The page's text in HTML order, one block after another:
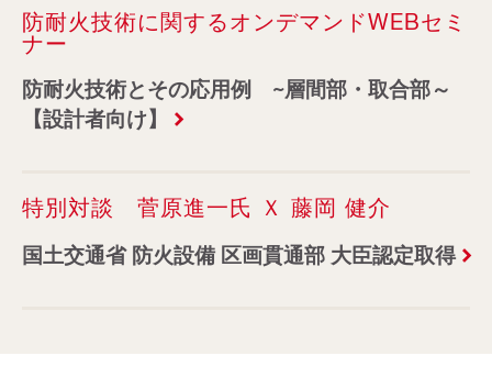
防耐火技術に関するオンデマンドWEBセミ
ナー
防耐火技術とその応用例 ~層間部・取合部～
【設計者向け】
特別対談 菅原進一氏 Ｘ 藤岡 健介
国土交通省 防火設備 区画貫通部 大臣認定取得